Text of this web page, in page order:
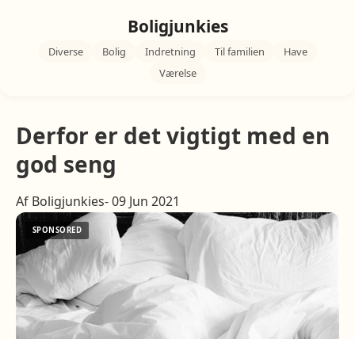
Boligjunkies
Diverse Bolig Indretning Til familien
Have
Værelse
Derfor er det vigtigt med en
god seng
Af Boligjunkies- 09 Jun 2021